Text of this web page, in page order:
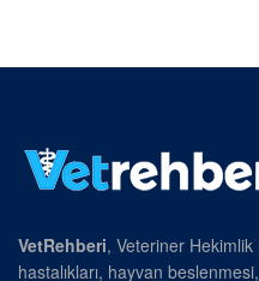
VetRehberi, Veteriner Hekimlik
hastalıkları, hayvan